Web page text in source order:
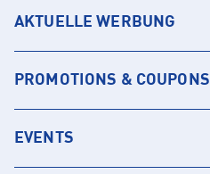
AKTUELLE WERBUNG
PROMOTIONS & COUPONS
EVENTS